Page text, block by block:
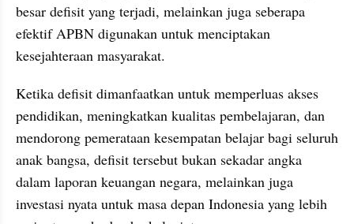
besar defisit yang terjadi, melainkan juga seberapa
efektif APBN digunakan untuk menciptakan
kesejahteraan masyarakat.
Ketika defisit dimanfaatkan untuk memperluas akses
pendidikan, meningkatkan kualitas pembelajaran, dan
mendorong pemerataan kesempatan belajar bagi seluruh
anak bangsa, defisit tersebut bukan sekadar angka
dalam laporan keuangan negara, melainkan juga
investasi nyata untuk masa depan Indonesia yang lebih